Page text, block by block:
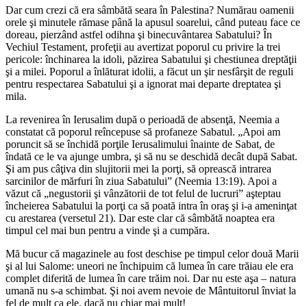
Dar cum crezi că era sâmbătă seara în Palestina? Numărau oamenii
orele şi minutele rămase până la apusul soarelui, când puteau face ce
doreau, pierzând astfel odihna şi binecuvântarea Sabatului? În
Vechiul Testament, profeţii au avertizat poporul cu privire la trei
pericole: închinarea la idoli, păzirea Sabatului şi chestiunea dreptăţii
şi a milei. Poporul a înlăturat idolii, a făcut un şir nesfârşit de reguli
pentru respectarea Sabatului şi a ignorat mai departe dreptatea şi
mila.
La revenirea în Ierusalim după o perioadă de absenţă, Neemia a
constatat că poporul reîncepuse să profaneze Sabatul. „Apoi am
poruncit să se închidă porţile Ierusalimului înainte de Sabat, de
îndată ce le va ajunge umbra, şi să nu se deschidă decât după Sabat.
Şi am pus câţiva din slujitorii mei la porţi, să oprească intrarea
sarcinilor de mărfuri în ziua Sabatului” (Neemia 13:19). Apoi a
văzut că „negustorii şi vânzătorii de tot felul de lucruri” aşteptau
încheierea Sabatului la porţi ca să poată intra în oraş şi i-a ameninţat
cu arestarea (versetul 21). Dar este clar că sâmbătă noaptea era
timpul cel mai bun pentru a vinde şi a cumpăra.
Mă bucur că magazinele au fost deschise pe timpul celor două Marii
şi al lui Salome: uneori ne închipuim că lumea în care trăiau ele era
complet diferită de lumea în care trăim noi. Dar nu este aşa – natura
umană nu s-a schimbat. Şi noi avem nevoie de Mântuitorul înviat la
fel de mult ca ele, dacă nu chiar mai mult!